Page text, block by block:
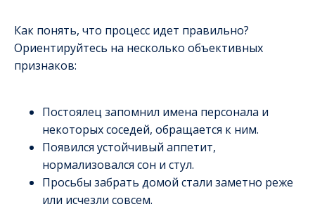
Как понять, что процесс идет правильно?
Ориентируйтесь на несколько объективных
признаков:
Постоялец запомнил имена персонала и
некоторых соседей, обращается к ним.
Появился устойчивый аппетит,
нормализовался сон и стул.
Просьбы забрать домой стали заметно реже
или исчезли совсем.